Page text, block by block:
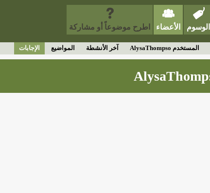
الوسوم الأعضاء اطرح موضوعاً أو مشاركة
المستخدم AlysaThompso آخر الأنشطة المواضيع الإجابات